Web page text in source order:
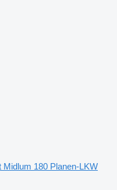
Midlum 180 Planen-LKW